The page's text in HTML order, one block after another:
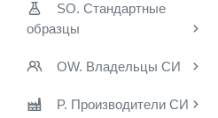
SO. Стандартные
образцы
OW. Владельцы СИ
P. Производители СИ